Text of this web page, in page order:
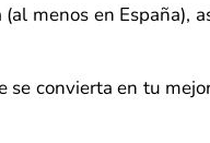
menos en España),
se convierta en tu